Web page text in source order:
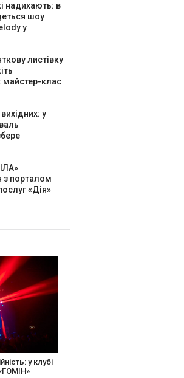
надихають: в
шоу
у
артистів
листівку
майстер-клас
Бабусі» на
у
і гурт
з порталом
«Дія»
молодят
допоможіть
БФ «Юлині